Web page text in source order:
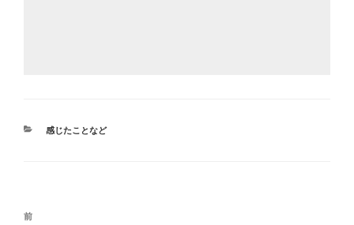
カ
感じたことなど
投
前
前